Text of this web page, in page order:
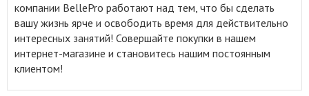
компании BellePro работают над тем, что бы сделать
вашу жизнь ярче и освободить время для действительно
интересных занятий! Совершайте покупки в нашем
интернет-магазине и становитесь нашим постоянным
клиентом!